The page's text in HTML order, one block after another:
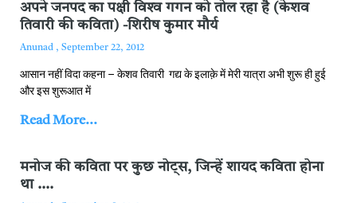
अपने जनपद का पक्षी विश्‍व गगन को तोल रहा है (केशव
तिवारी की कविता) -शिरीष कुमार मौर्य
Anunad September 22, 2012
आसान नहीं विदा कहना – केशव तिवारी गद्य के इलाक़े में मेरी यात्रा अभी शुरू ही हुई
और इस शुरूआत में
Read More...
मनोज की कविता पर कुछ नोट्स, जिन्‍हें शायद कविता होना
था ….